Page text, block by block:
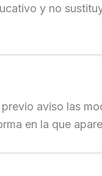
y no
aviso las
en la que